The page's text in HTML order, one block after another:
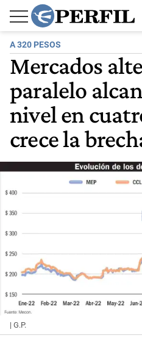
A 320 PESOS
Mercados
paralelo
nivel en
crece la
| G.P.